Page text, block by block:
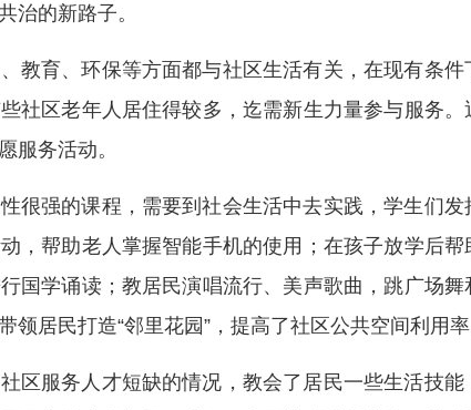
治的新路子。
教育、环保等方面都与社区生活有关，在现有条件
社区老年人居住得较多，迄需新生力量参与服务。
服务活动。
很强的课程，需要到社会生活中去实践，学生们发
，帮助老人掌握智能手机的使用；在孩子放学后帮
国学诵读；教居民演唱流行、美声歌曲，跳广场舞
居民打造“邻里花园”，提高了社区公共空间利用率
区服务人才短缺的情况，教会了居民一些生活技能